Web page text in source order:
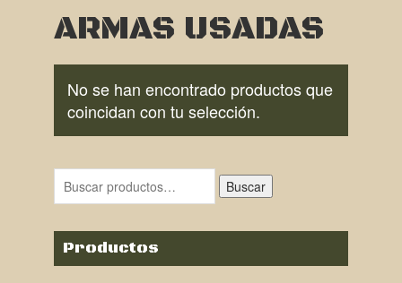
ARMAS USADAS
No se han encontrado productos que
coincidan con tu selección.
Buscar
Productos